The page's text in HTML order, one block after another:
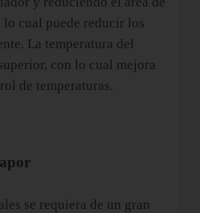
cual puede reducir los
La temperatura del
con lo cual mejora
de temperaturas.
se requiera de un gran